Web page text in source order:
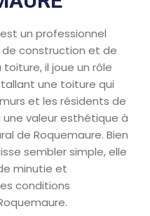
un professionnel
construction et de
il joue un rôle
une toiture qui
et les résidents de
valeur esthétique à
de Roquemaure. Bien
sembler simple, elle
minutie et
conditions